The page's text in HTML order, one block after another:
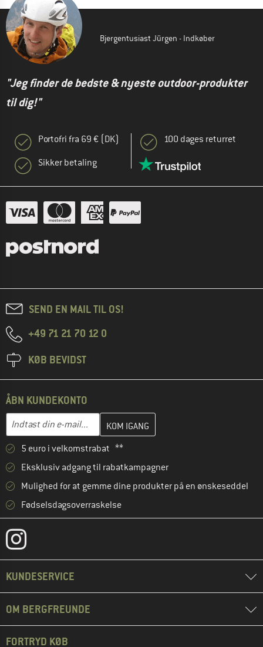
Bjergentusiast Jürgen - Indkøber
"Jeg finder de bedste & nyeste outdoor-produkter
til dig!"
Portofri fra 69 € (DK)
Sikker betaling
100 dages returret
SEND EN MAIL TIL OS!
+49 71 21 70 12 0
KØB BEVIDST
ÅBN KUNDEKONTO
Indtast din e-mail...
Indtast din e-mailadresse her, og opret i næste trin din
5 euro i velkomstrabat **
Eksklusiv adgang til rabatkampagner
Mulighed for at gemme dine produkter på en ønskeseddel
Fødselsdagsoverraskelse
KUNDESERVICE
OM BERGFREUNDE
FORTRYD KØB